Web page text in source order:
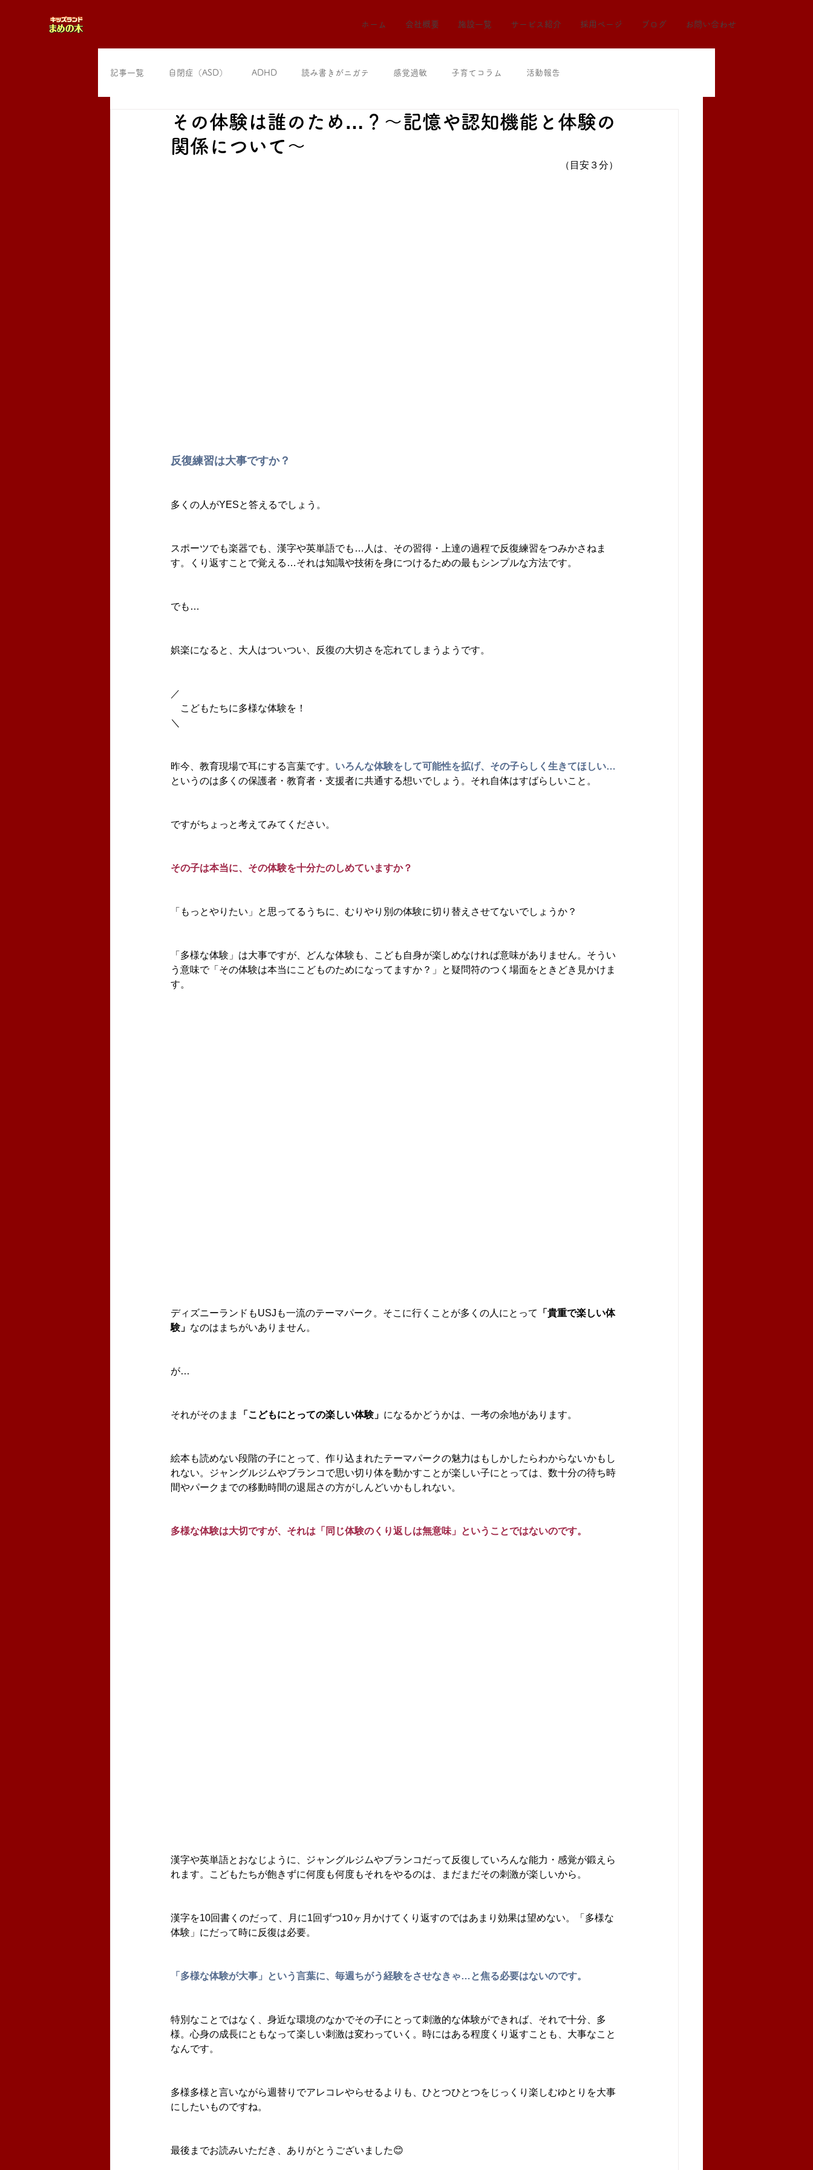
ホーム 会社概要 施設一覧 サービス紹介 採用ページ ブログ お問い合わせ
記事一覧 自閉症（ASD） ADHD 読み書きがニガテ 感覚過敏 子育てコラム 活動報告
その体験は誰のため…？〜記憶や認知機能と体験の
関係について〜
（目安３分）
反復練習は大事ですか？
多くの人がYESと答えるでしょう。
スポーツでも楽器でも、漢字や英単語でも…人は、その習得・上達の過程で反復練習をつみかさねま
す。くり返すことで覚える…それは知識や技術を身につけるための最もシンプルな方法です。
でも…
娯楽になると、大人はついつい、反復の大切さを忘れてしまうようです。
／
こどもたちに多様な体験を！
＼
昨今、教育現場で耳にする言葉です。 いろんな体験をして可能性を拡げ、その子らしく生きてほしい…
というのは多くの保護者・教育者・支援者に共通する想いでしょう。それ自体はすばらしいこと。
ですがちょっと考えてみてください。
その子は本当に、その体験を十分たのしめていますか？
「もっとやりたい」と思ってるうちに、むりやり別の体験に切り替えさせてないでしょうか？
「多様な体験」は大事ですが、どんな体験も、こども自身が楽しめなければ意味がありません。そうい
う意味で「その体験は本当にこどものためになってますか？」と疑問符のつく場面をときどき見かけま
す。
ディズニーランドもUSJも一流のテーマパーク。そこに行くことが多くの人にとって
「貴重で楽しい体
験」 なのはまちがいありません。
が…
それがそのまま 「こどもにとっての楽しい体験」 になるかどうかは、一考の余地があります。
絵本も読めない段階の子にとって、作り込まれたテーマパークの魅力はもしかしたらわからないかもし
れない。ジャングルジムやブランコで思い切り体を動かすことが楽しい子にとっては、数十分の待ち時
間やパークまでの移動時間の退屈さの方がしんどいかもしれない。
多様な体験は大切ですが、それは「同じ体験のくり返しは無意味」ということではないのです。
漢字や英単語とおなじように、ジャングルジムやブランコだって反復していろんな能力・感覚が鍛えら
れます。こどもたちが飽きずに何度も何度もそれをやるのは、まだまだその刺激が楽しいから。
漢字を10回書くのだって、月に1回ずつ10ヶ月かけてくり返すのではあまり効果は望めない。「多様な
体験」にだって時に反復は必要。
「多様な体験が大事」という言葉に、毎週ちがう経験をさせなきゃ…と焦る必要はないのです。
特別なことではなく、身近な環境のなかでその子にとって刺激的な体験ができれば、それで十分、多
様。心身の成長にともなって楽しい刺激は変わっていく。時にはある程度くり返すことも、大事なこと
なんです。
多様多様と言いながら週替りでアレコレやらせるよりも、ひとつひとつをじっくり楽しむゆとりを大事
にしたいものですね。
最後までお読みいただき、ありがとうございました😊